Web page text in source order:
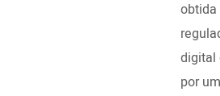
obtida
digital
por